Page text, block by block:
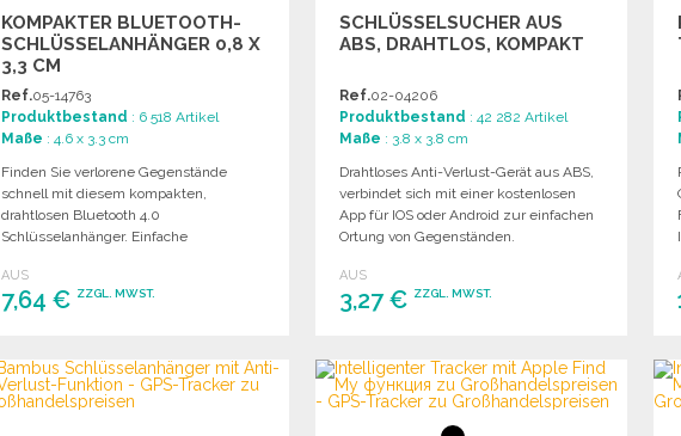
KOMPAKTER BLUETOOTH-
SCHLÜSSELANHÄNGER 0,8 X
3,3 CM
Ref.05-14763
Produktbestand : 6 518 Artikel
Maße : 4.6 x 3.3 cm
Finden Sie verlorene Gegenstände
schnell mit diesem kompakten,
drahtlosen Bluetooth 4.0
Schlüsselanhänger. Einfache
App.
AUS
7,64 € ZZGL. MWST.
Angebot anfordern
SCHLÜSSELSUCHER AUS
ABS, DRAHTLOS, KOMPAKT
Ref.02-04206
Produktbestand : 42 282 Artikel
Maße : 3.8 x 3.8 cm
Drahtloses Anti-Verlust-Gerät aus ABS,
verbindet sich mit einer kostenlosen
App für IOS oder Android zur einfachen
Ortung von Gegenständen.
AUS
3,27 € ZZGL. MWST.
Angebot anfordern